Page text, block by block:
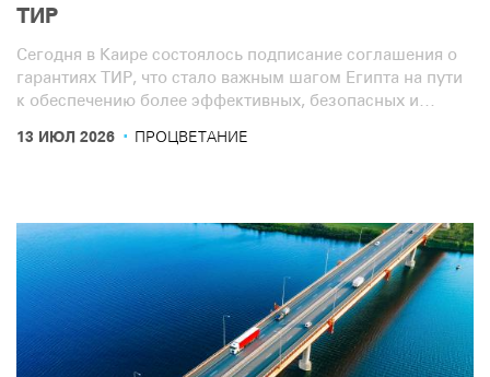
ТИР
Сегодня в Каире состоялось подписание соглашения о
гарантиях ТИР, что стало важным шагом Египта на пути
к обеспечению более эффективных, безопасных и
перевозок и торговли.
13 ИЮЛ 2026 · ПРОЦВЕТАНИЕ